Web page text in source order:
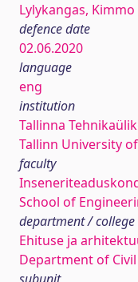
Lylykangas, Kimmo
defence date
02.06.2020
language
eng
institution
Tallinna
Tallinn University
faculty
School of
department / college
Ehituse ja
Department of